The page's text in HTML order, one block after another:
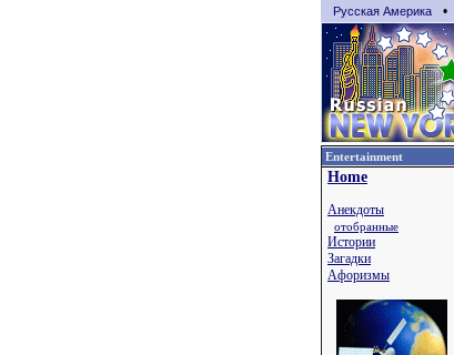
Русская Америка •
Entertainment
Home
Анекдоты
отобранные
Истории
Загадки
Афоризмы